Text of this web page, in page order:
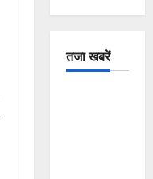
तजा खबरें